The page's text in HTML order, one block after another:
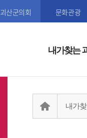
괴산군의회 문화관광
내가찾는
내가